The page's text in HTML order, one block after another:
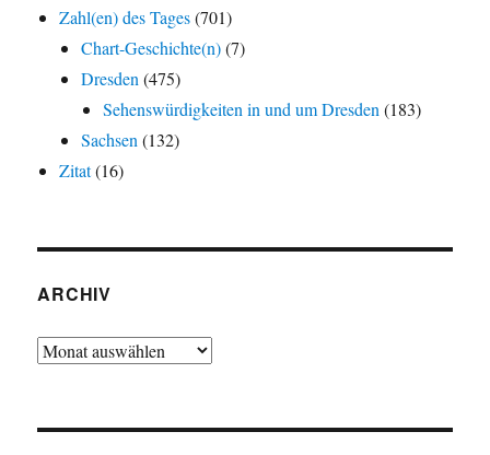
Zahl(en) des Tages(701)
Chart-Geschichte(n)(7)
Dresden (475)
Sehenswürdigkeiten in und um Dresden (183)
Sachsen (132)
Zitat(16)
ARCHIV
Archiv